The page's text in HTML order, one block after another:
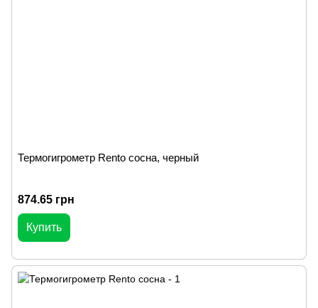
Термогигрометр Rento сосна, черный
874.65 грн
Купить